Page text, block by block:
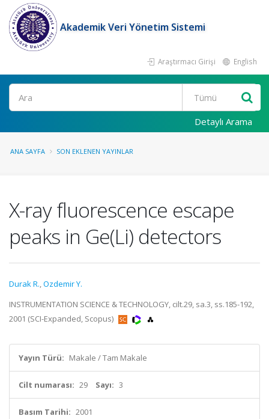
Akademik Veri Yönetim Sistemi
Araştırmacı Girişi English
Ara
Detaylı Arama
ANA SAYFA SON EKLENEN YAYINLAR
X-ray fluorescence escape
peaks in Ge(Li) detectors
Durak R.,Ozdemir Y.
INSTRUMENTATION SCIENCE & TECHNOLOGY, cilt.29, sa.3, ss.185-192,
2001 (SCI-Expanded, Scopus)
Yayın Türü: Makale / Tam Makale
Cilt numarası: 29 Sayı: 3
Basım Tarihi: 2001